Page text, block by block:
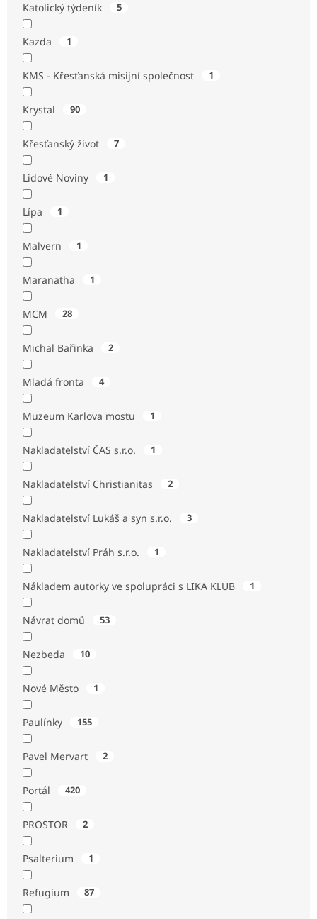
Katolický týdeník 5
Kazda 1
KMS - Křesťanská misijní společnost 1
Krystal 90
Křesťanský život 7
Lidové Noviny 1
Lípa 1
Malvern 1
Maranatha 1
MCM 28
Michal Bařinka 2
Mladá fronta 4
Muzeum Karlova mostu 1
Nakladatelství ČAS s.r.o. 1
Nakladatelství Christianitas 2
Nakladatelství Lukáš a syn s.r.o. 3
Nakladatelství Práh s.r.o. 1
Nákladem autorky ve spolupráci s LIKA KLUB 1
Návrat domů 53
Nezbeda 10
Nové Město 1
Paulínky 155
Pavel Mervart 2
Portál 420
PROSTOR 2
Psalterium 1
Refugium 87